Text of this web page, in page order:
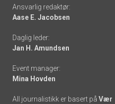
-
links
Ansvarlig redaktør:
Aase E. Jacobsen
Daglig leder:
Jan H. Amundsen
Event manager:
Mina Hovden
All journalistikk er basert på Vær